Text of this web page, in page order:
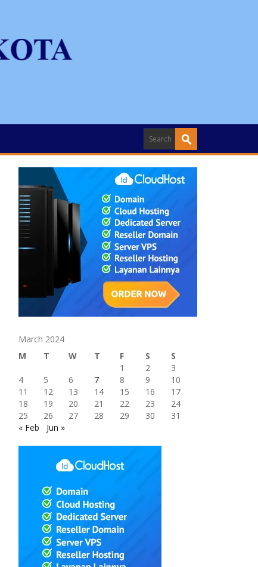
March 2024
M
T W T F S
S
1
2
3
4
5 6 7 8 9
10
11
12 13 14 15 16
17
18
19 20 21 22 23
24
25
26 27 28 29 30
31
« Feb
Jun »